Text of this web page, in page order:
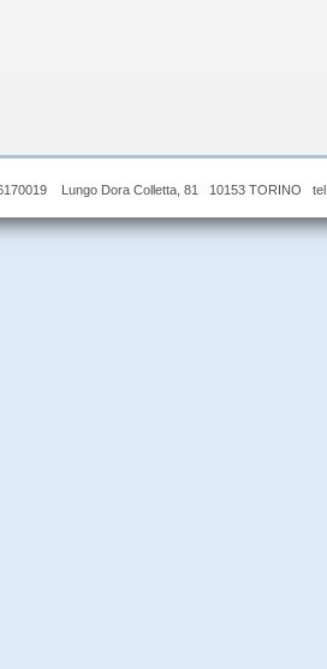
Lungo Dora Colletta, 81 10153 TORINO